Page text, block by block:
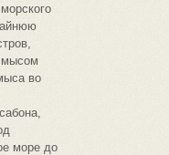
мысом
во
море до